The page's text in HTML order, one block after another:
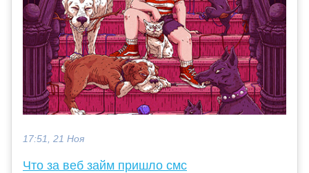
17:51, 21 Ноя
Что за веб займ пришло смс